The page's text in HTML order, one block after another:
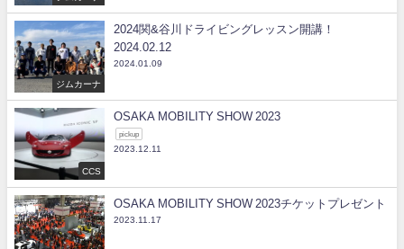
ジムカーナ
2024関&谷川ドライビングレッスン開講！
2024.02.12
2024.01.09
CCS
OSAKA MOBILITY SHOW 2023
pickup
2023.12.11
OSAKA MOBILITY SHOW 2023チケットプレゼント
2023.11.17